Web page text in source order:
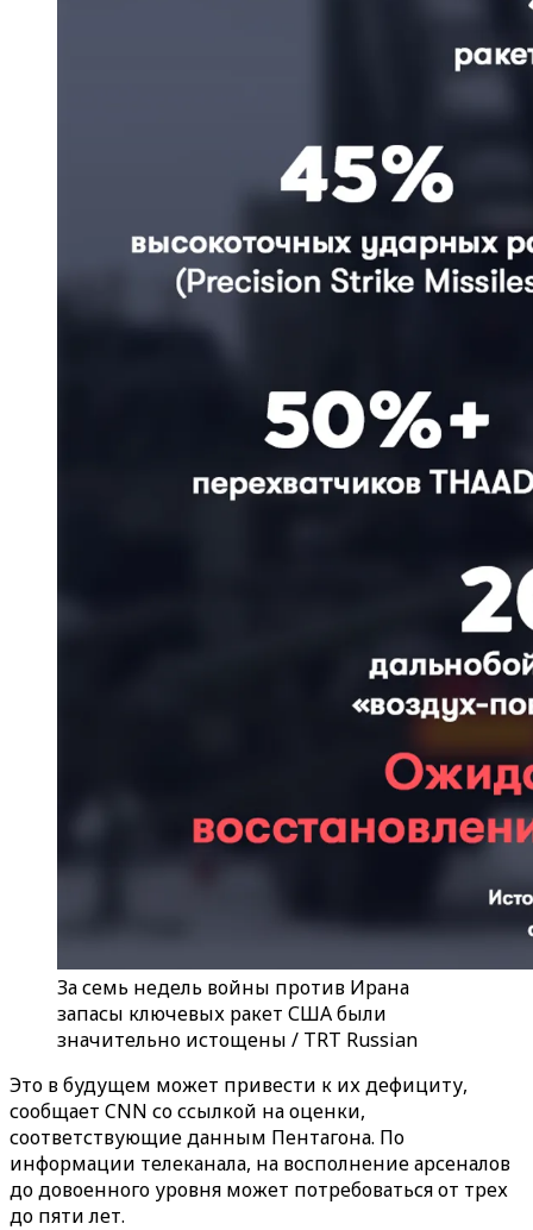
За семь недель войны против Ирана
запасы ключевых ракет США были
значительно истощены / TRT Russian
Это в будущем может привести к их дефициту,
сообщает CNN со ссылкой на оценки,
соответствующие данным Пентагона. По
информации телеканала, на восполнение арсеналов
до довоенного уровня может потребоваться от трех
до пяти лет.